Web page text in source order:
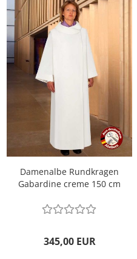
Damenalbe Rundkragen
Gabardine creme 150 cm
345,00 EUR